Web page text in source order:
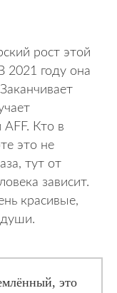
рост этой
2021 году она
Кто в
это не
тут от
зависит.
красивые,
это